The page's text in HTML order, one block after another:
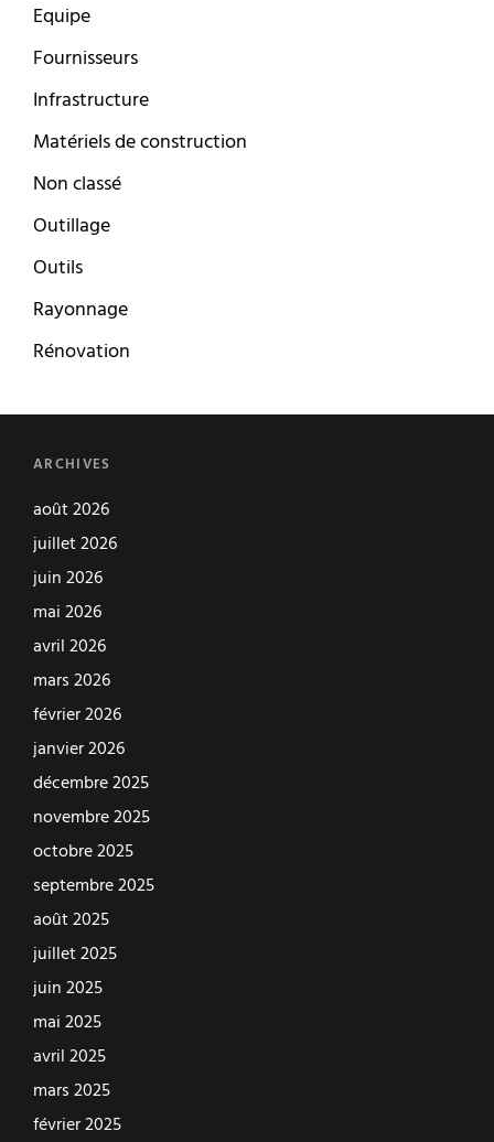
Equipe
Fournisseurs
Infrastructure
Matériels de construction
Non classé
Outillage
Outils
Rayonnage
Rénovation
ARCHIVES
août 2026
juillet 2026
juin 2026
mai 2026
avril 2026
mars 2026
février 2026
janvier 2026
décembre 2025
novembre 2025
octobre 2025
septembre 2025
août 2025
juillet 2025
juin 2025
mai 2025
avril 2025
mars 2025
février 2025